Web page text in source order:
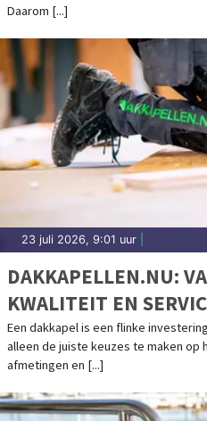
Daarom [...]
23 juli 2026, 9:01 uur
DAKKAPELLEN.NU:
KWALITEIT EN
EIND
Een dakkapel is een flinke
alleen de juiste keuzes te maken op
afmetingen en [...]